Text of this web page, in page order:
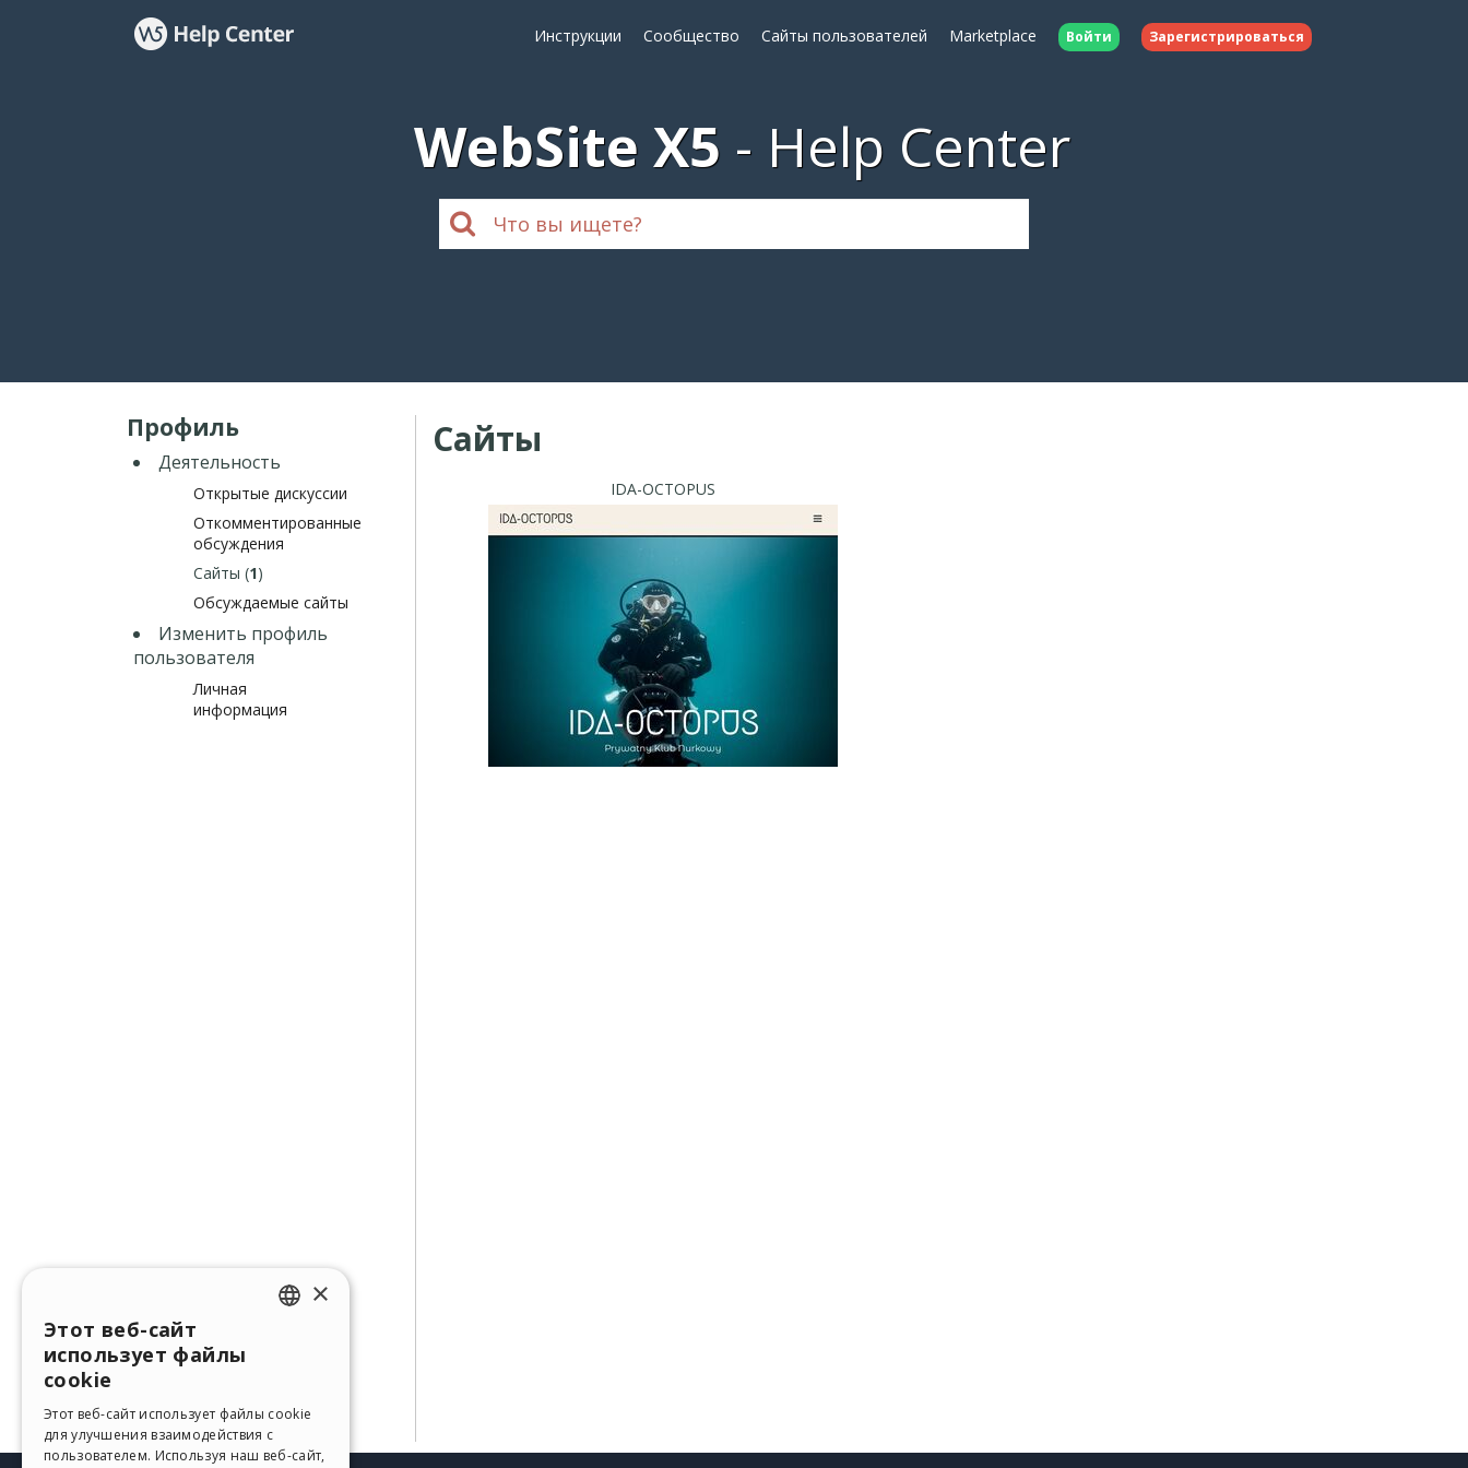
Инструкции Сообщество Сайты пользователей Marketplace Войти Зарегистрироваться
WebSite X5 Help Center
Профиль
Деятельность
Открытые дискуссии
Откомментированные
обсуждения
Сайты (1)
Обсуждаемые сайты
Изменить профиль
пользователя
Личная
информация
Сайты
IDA-OCTOPUS
GERMAN
SPANISH
×
Этот веб-сайт
использует файлы
cookie
Этот веб-сайт использует файлы cookie
для улучшения взаимодействия с
пользователем. Используя наш веб-сайт,